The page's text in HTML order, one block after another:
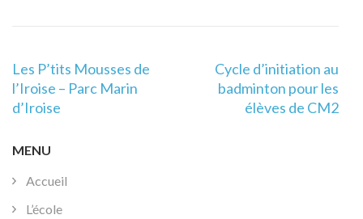
Navigation
de
l’article
Les P’tits Mousses de
l’Iroise – Parc Marin
d’Iroise
Cycle d’initiation au
badminton pour les
élèves de CM2
MENU
Accueil
L’école